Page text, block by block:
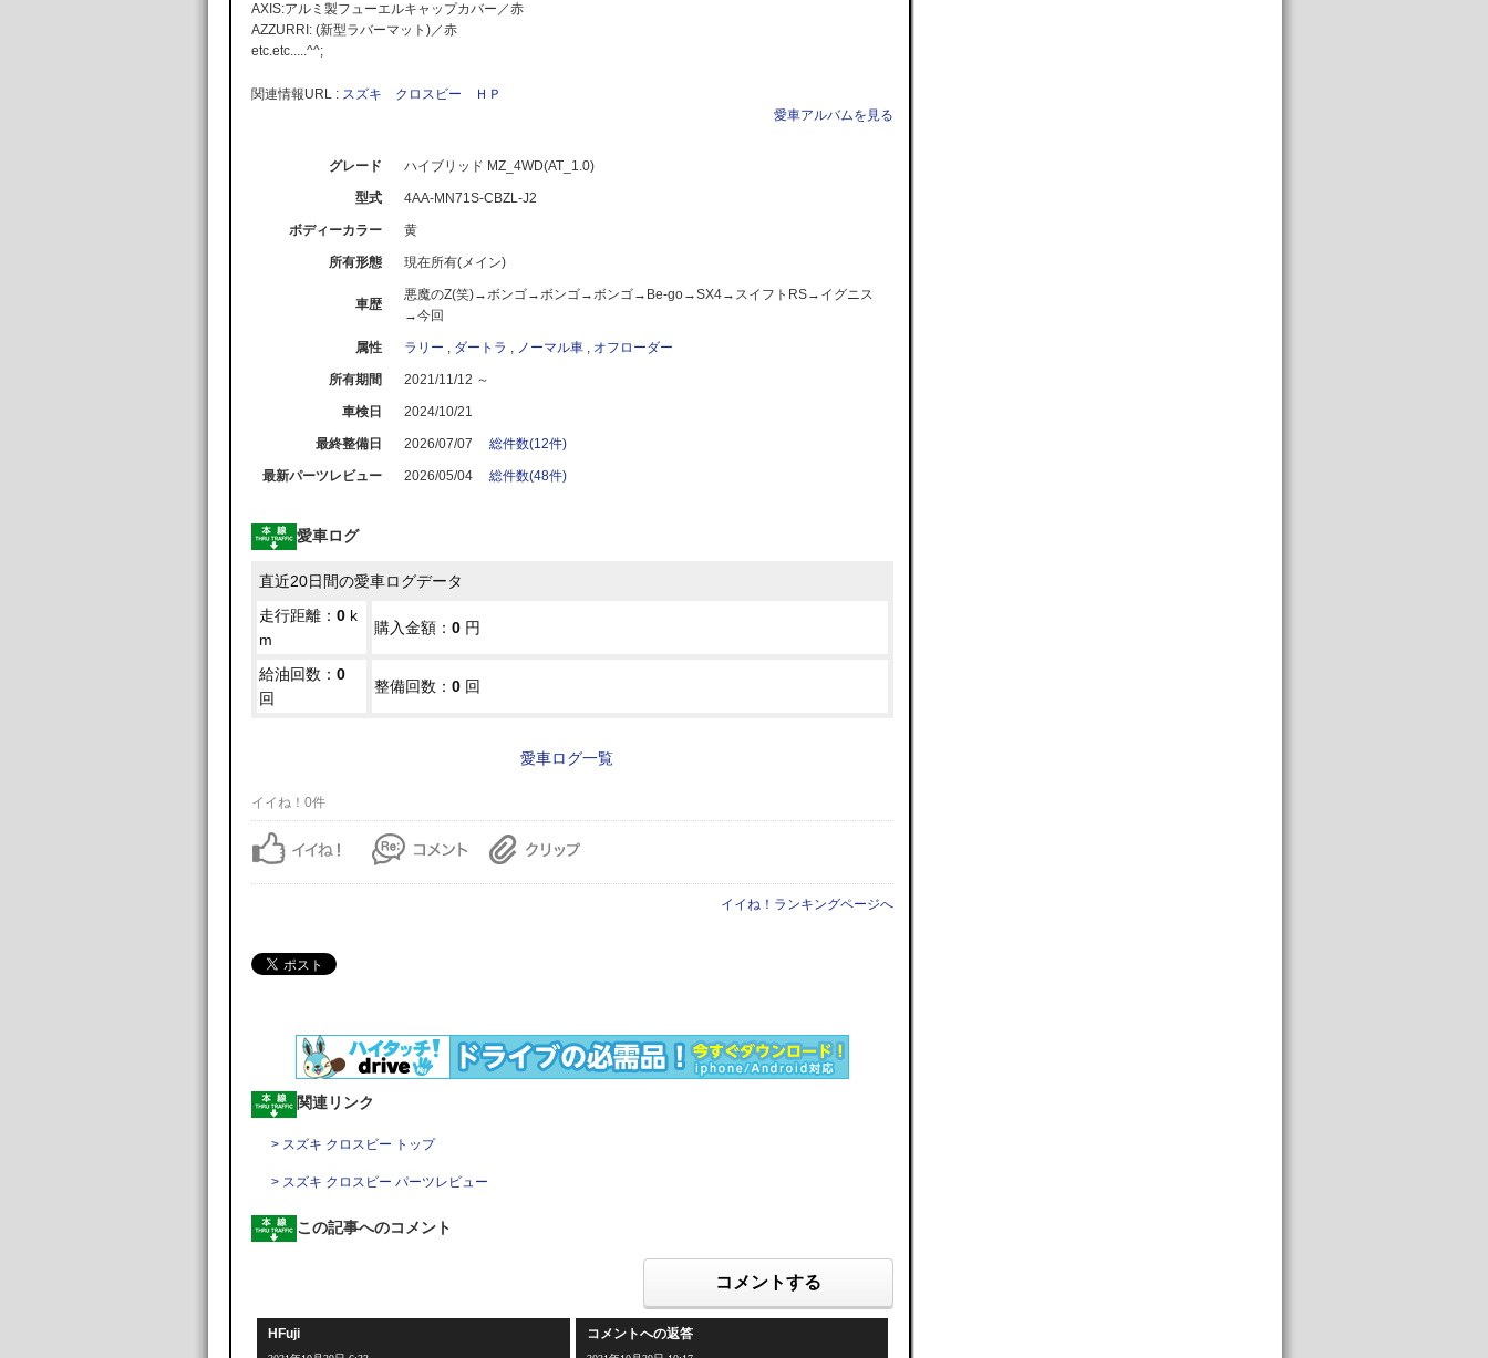
AXIS:アルミ製フューエルキャップカバー／赤
AZZURRI: (新型ラバーマット)／赤
etc.etc.....^^;
関連情報URL : スズキ クロスビー ＨＰ
愛車アルバムを見る
グレード ハイブリッド MZ_4WD(AT_1.0)
型式 4AA-MN71S-CBZL-J2
ボディーカラー 黄
所有形態 現在所有(メイン)
車歴
悪魔のZ(笑)→ボンゴ→ボンゴ→ボンゴ→Be-go→SX4→スイフトRS→イグニス
→今回
属性 ラリー , ダートラ , ノーマル車 , オフローダー
所有期間 2021/11/12 ～
車検日 2024/10/21
最終整備日 2026/07/07 総件数(12件)
最新パーツレビュー 2026/05/04 総件数(48件)
愛車ログ
直近20日間の愛車ログデータ
走行距離： 0 k
m
購入金額： 0 円
給油回数： 0
回
整備回数： 0 回
愛車ログ一覧
イイね！0件
イイね！ランキングページへ
関連リンク
> スズキ クロスビー トップ
> スズキ クロスビー パーツレビュー
この記事へのコメント
コメントする
HFuji コメントへの返答